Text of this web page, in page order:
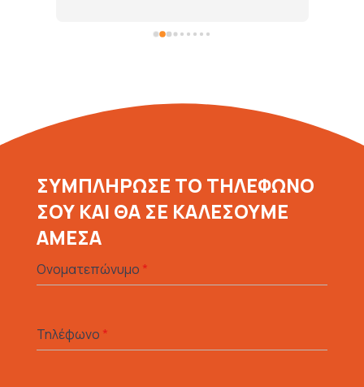
ΣΥΜΠΛΗΡΩΣΕ ΤΟ ΤΗΛΕΦΩΝΟ
ΣΟΥ ΚΑΙ ΘΑ ΣΕ ΚΑΛΕΣΟΥΜΕ
ΑΜΕΣΑ
Ονοματεπώνυμο *
Τηλέφωνο *